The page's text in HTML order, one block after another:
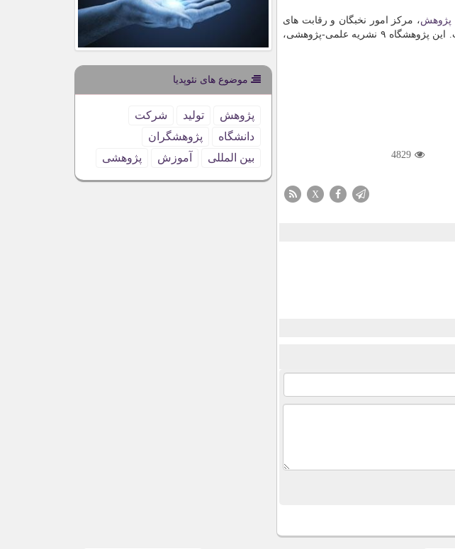
پژوهش، مركز امور نخبگان و رقابت های
علمی، معاونت توسعه و مدیریت امور دانش، مركز اسناد و ترویج دانش و معاونت طرح و برنامه است. این پژوهشگاه ۹ نشریه علمی-پژوهشی،
4829
X
موضوع های نئوپدیا
پژوهش تولید
شركت
دانشگاه
پژوهشگران
بین المللی
آموزش پژوهشی